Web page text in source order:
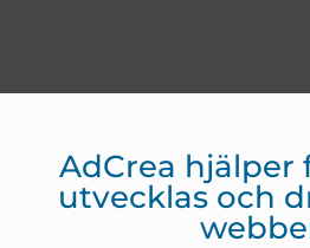
AdCrea hjälper
utvecklas och